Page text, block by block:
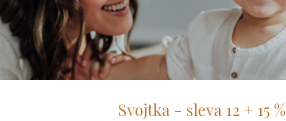
Svojtka - sleva 12 + 15 %